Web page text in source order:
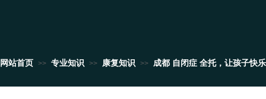
网站首页 >> 专业知识 >> 康复知识 >> 成都 自闭症 全托，让孩子快